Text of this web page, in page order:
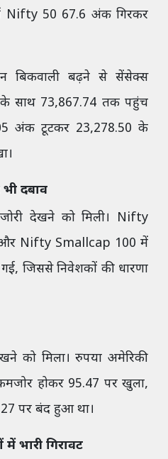
Nifty 50 67.6 अंक गिरकर
बिकवाली बढ़ने से सेंसेक्स
के साथ 73,867.74 तक पहुंच
अंक टूटकर 23,278.50 के
दबाव
देखने को मिली। Nifty
Nifty Smallcap 100 में
गई, जिससे निवेशकों की धारणा
को मिला। रुपया अमेरिकी
होकर 95.47 पर खुला,
पर बंद हुआ था।
भारी गिरावट